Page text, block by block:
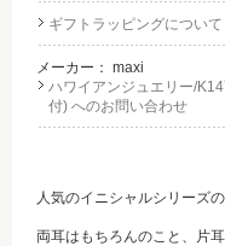
ギフトラッピングについて
メーカー： maxi
ハワイアンジュエリー/
付) へのお問い合わせ
人気のイニシャルシリーズ
両耳はもちろんのこと、片